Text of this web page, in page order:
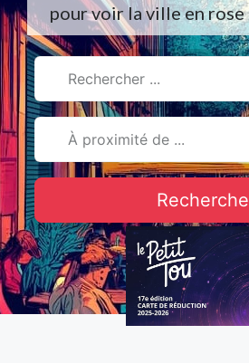
pour voir la ville en rose
Recherche